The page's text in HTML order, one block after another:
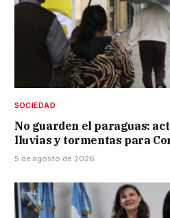
SOCIEDAD
No guarden el paraguas:
lluvias y tormentas para
5 de agosto de 2026